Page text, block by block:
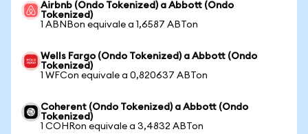
Airbnb (Ondo Tokenized) a Abbott (Ondo
Tokenized)
1 ABNBon equivale a 1,6587 ABTon
Wells Fargo (Ondo Tokenized) a Abbott (Ondo
Tokenized)
1 WFCon equivale a 0,820637 ABTon
Coherent (Ondo Tokenized) a Abbott (Ondo
Tokenized)
1 COHRon equivale a 3,4832 ABTon